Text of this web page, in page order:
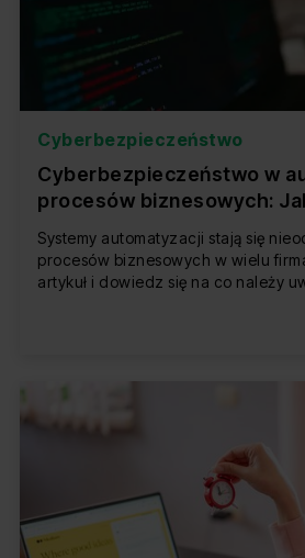
Cyberbezpieczeństwo
Cyberbezpieczeństwo w
procesów biznesowych:
zachować kontrolę?
Systemy automatyzacji stają się
procesów biznesowych w wielu
artykuł i dowiedz się na co należy